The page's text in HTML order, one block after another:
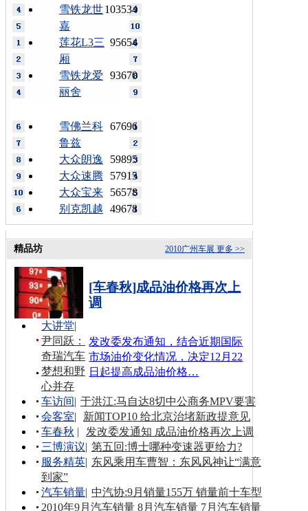
103534
雪铁龙世
嘉
95654
莲花L3三
厢
93670
雪铁龙爱
丽舍
67696
雪佛兰科
鲁兹
59895
大众朗逸
57915
大众速腾
56578
大众宝来
49678
别克凯越
更多 >>
2010广州车展
精品坊
[车春秋]成品油价格再次上
调
发改委发布通知，结合近期国际
市场油价变化情况，决定12月22
日起提高成品油价格…
大讲堂|
尹同跃：
奇瑞汽车
梦想和野
心并存
车访间| 于洪江:马自达8切中公商务MPV要害
会客室|
新闻TOP10 给北京治堵新政提意见
车春秋 |
发改委发通知 成品油价格再次上调
三博演议| 第五回:博士哪种变速器更给力?
服务精英| 东风乘用车曹智：东风风神让“满意
到家”
汽车销量| 中汽协:9月销量155万 销量前十车型
2010年9月汽车销量 8月汽车销量 7月汽车销量